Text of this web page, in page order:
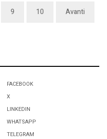
9 10 Avanti
FACEBOOK
X
LINKEDIN
WHATSAPP
TELEGRAM